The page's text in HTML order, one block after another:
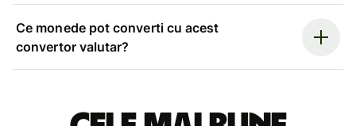
Ce monede pot converti cu acest
convertor valutar?